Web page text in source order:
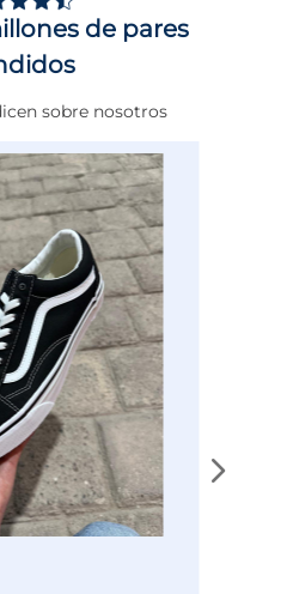
Mujer
DE 0 A 4 cms
NORMAL
NEGRO
ENTRENAMIENTO
de pares
sobre nosotros